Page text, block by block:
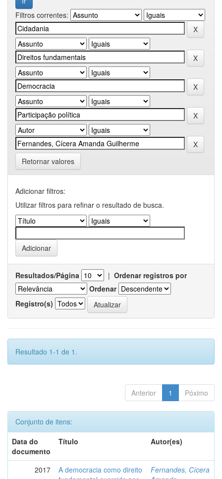
Filtros correntes:
Retornar valores
Adicionar filtros:
Utilizar filtros para refinar o resultado de busca.
Resultados/Página | Ordenar registros por
Ordenar
Registro(s)
Resultado 1-1 de 1.
Anterior 1 Póximo
Conjunto de itens:
Data do
documento
Título Autor(es)
2017
A democracia como direito
Fernandes, Cícera